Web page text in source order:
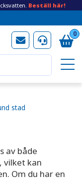
Beställ här!
0
stad
av både
vilket kan
Om du har en